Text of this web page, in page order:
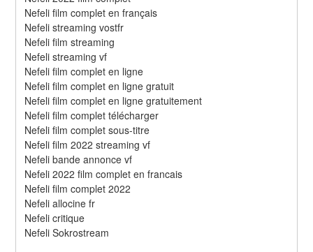
Nefeli film complet en français
Nefeli streaming vostfr
Nefeli film streaming
Nefeli streaming vf
Nefeli film complet en ligne
Nefeli film complet en ligne gratuit
Nefeli film complet en ligne gratuitement
Nefeli film complet télécharger
Nefeli film complet sous-titre
Nefeli film 2022 streaming vf
Nefeli bande annonce vf
Nefeli 2022 film complet en francais
Nefeli film complet 2022
Nefeli allocine fr
Nefeli critique
Nefeli Sokrostream